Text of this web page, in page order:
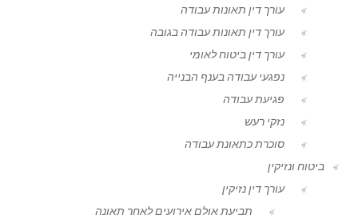
עורך דין תאונות עבודה
עורך דין תאונות עבודה בגובה
עורך דין ביטוח לאומי
נפגעי עבודה בענף הבנייה
פגיעת עבודה
נזקי רעש
סוכרת כתאונת עבודה
ביטוח ונזיקין
עורך דין נזיקין
תביעת אולם אירועים לאחר תאונה